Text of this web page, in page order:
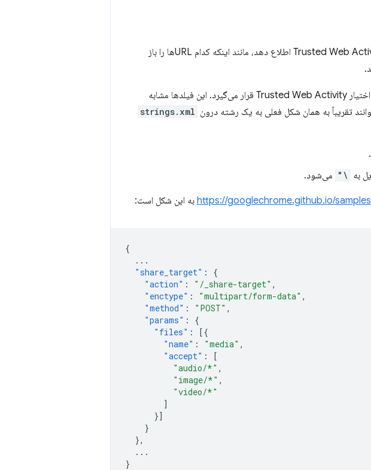
برنامه باید جزئیات اشتراک‌گذاری پشتیبانی‌شده توسط خود را به Trusted Web Activity اطلاع دهد، مانند اینکه کدام URLها را باز
این کار از طریق یک JSON انجام می‌شود که با یک منبع رشته‌ای در اختیار Trusted Web Activity قرار می‌گیرد. این فیلدها مشابه
strings.xml
به \" می‌شود.
https://googlechrome.github.io/ به این شکل است:
{
...
"share_target" :
{
"action" : "/_share-target" ,
"enctype" : "multipart/form-data" ,
"method" : "POST" ,
"params" :
{
"files" :
[{
"name" : "media" ,
"accept" :
[
"audio/*" ,
"image/*" ,
"video/*"
]
}]
}
},
...
}